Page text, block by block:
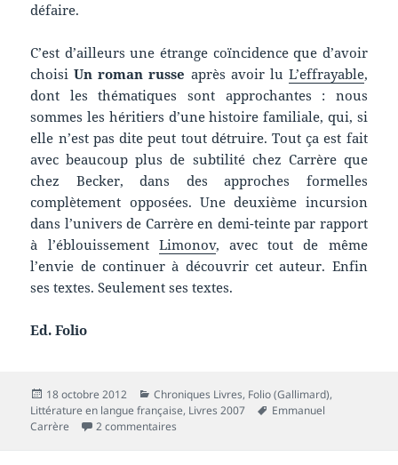
défaire.
C’est d’ailleurs une étrange coïncidence que d’avoir
choisiUn roman russe après avoir lu L’effrayable,
dont les thématiques sont approchantes : nous
sommes les héritiers d’une histoire familiale, qui, si
elle n’est pas dite peut tout détruire. Tout ça est fait
avec beaucoup plus de subtilité chez Carrère que
chez Becker, dans des approches formelles
complètement opposées. Une deuxième incursion
dans l’univers de Carrère en demi-teinte par rapport
à l’éblouissement Limonov, avec tout de même
l’envie de continuer à découvrir cet auteur. Enfin
ses textes. Seulement ses textes.
Ed. Folio
Publié
le
18 octobre 2012 Catégories
Chroniques Livres, Folio (Gallimard),
Littérature en langue française, Livres 2007
Mots-
Emmanuel
Carrère
2 commentaires